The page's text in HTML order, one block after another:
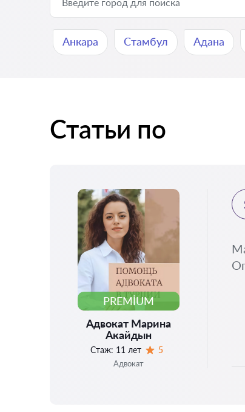
Анкара Стамбул Адана
Статьи по
PREMIUM
Адвокат Марина
Акайдын
Стаж: 11 лет
5
Адвокат